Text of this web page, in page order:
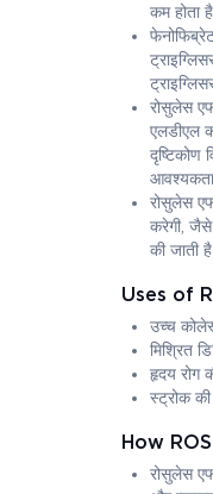
कम होता
रोसुलेस
एलडीएल
दृष्टिकोण
आवश्यकता
रोसुलेस
करेगी, जैसे
की जाती
Uses of
उच्च
मिश्रित
हृदय रोग
स्ट्रोक
How
रोसुलेस